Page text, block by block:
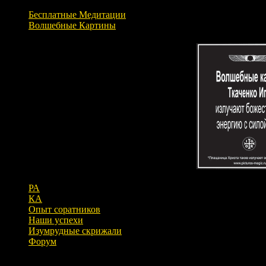
Бесплатные Медитации
Волшебные Картины
РА
КА
Опыт соратников
Наши успехи
Изумрудные скрижали
Форум